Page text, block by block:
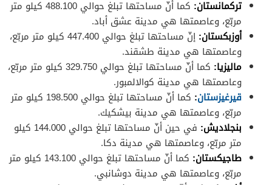
تركمانستان:
كما أنّ مساحتها تبلغ حوالي 488.100 كيلو متر
مربّع، وعاصمتها هي مدينة عشق أباد.
أوزبكستان:
إنّ مساحتها تبلغ حوالي 447.400 كيلو متر مربّع،
وعاصمتها هي مدينة طشقند.
ماليزيا:
كما أنّ مساحتها تبلغ حوالي 329.750 كيلو متر مربّع،
وعاصمتها هي مدينة كوالالمبور.
قيرغيزستان:
كما أنّ مساحتها تبلغ حوالي 198.500 كيلو متر
مربّع، وعاصمتها هي مدينة بيشكيك.
بنجلاديش:
في حين أنّ مساحتها تبلغ حوالي 144.000 كيلو
متر مربّع، وعاصمتها هي مدينة دكا.
طاجيكستان:
كما أنّ مساحتها تبلغ حوالي 143.100 كيلو متر
مربّع، وعاصمتها هي مدينة دوشانبي.